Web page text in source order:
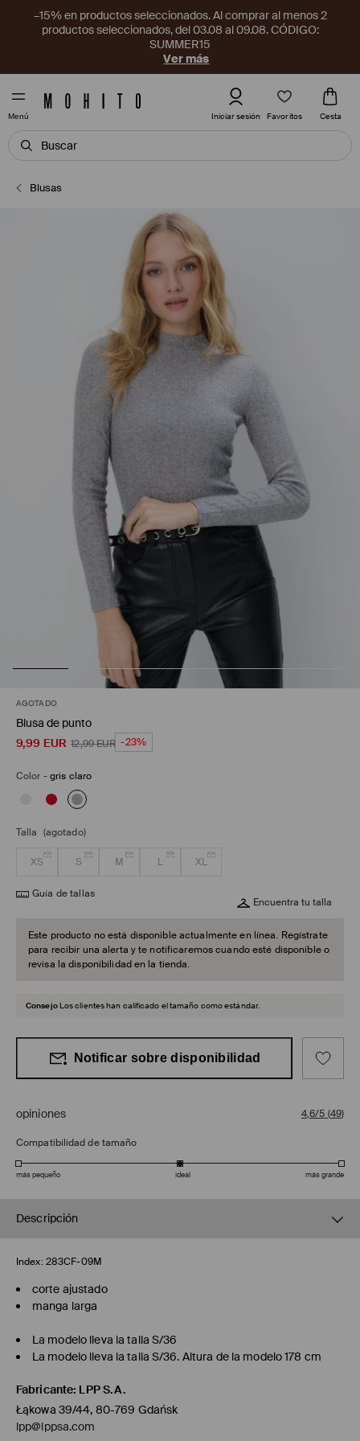
–15% en productos seleccionados. Al comprar al menos 2
productos seleccionados, del 03.08 al 09.08. CÓDIGO:
SUMMER15
Ver más
Menú Iniciar sesión Favoritos Cesta
Blusas
AGOTADO
Blusa de punto
9,99 EUR 12,99EUR -23%
Color -gris claro
Talla (agotado)
XS S M L XL
Guía de tallas
Encuentra tu talla
Este producto no está disponible actualmente en línea. Regístrate
para recibir una alerta y te notificaremos cuando esté disponible o
revisa la disponibilidad en la tienda.
Consejo Los clientes han calificado el tamaño como estándar.
Notificar sobre disponibilidad
opiniones 4,6/5 (49)
Compatibilidad de tamaño
más pequeño ideal más grande
Descripción
Index: 283CF-09M
corte ajustado
manga larga
La modelo lleva la talla S/36
La modelo lleva la talla S/36. Altura de la modelo 178 cm
Fabricante: LPP S.A.
Łąkowa 39/44, 80-769 Gdańsk
lpp@lppsa.com